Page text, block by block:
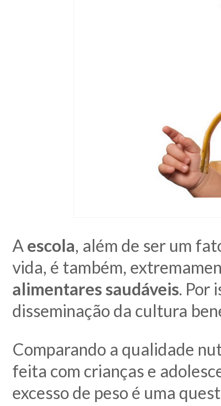
A escola, além de ser um
vida, é também,
alimentares saudáveis. Por
disseminação da cultura
Comparando a qualidade
feita com crianças e
excesso de peso é uma